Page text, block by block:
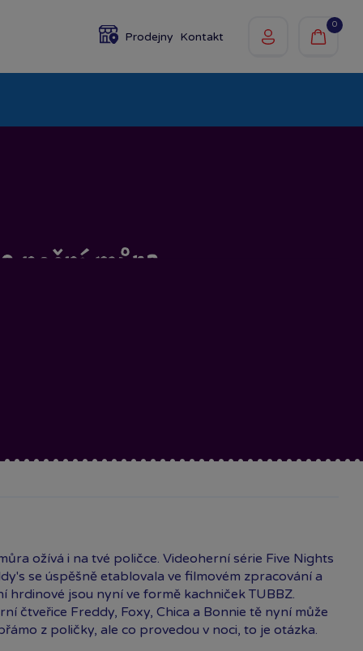
Prodejny Kontakt
0
ožívá i na tvé poličce. Videoherní série Five Nights
se úspěšně etablovala ve filmovém zpracování a
hrdinové jsou nyní ve formě kachniček TUBBZ.
čtveřice Freddy, Foxy, Chica a Bonnie tě nyní může
z poličky, ale co provedou v noci, to je otázka.